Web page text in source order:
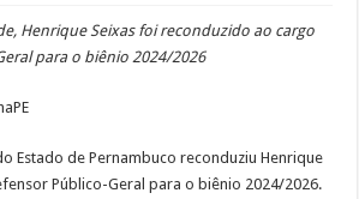
Henrique Seixas foi reconduzido ao cargo
para o biênio 2024/2026
Estado de Pernambuco reconduziu Henrique
Público-Geral para o biênio 2024/2026.